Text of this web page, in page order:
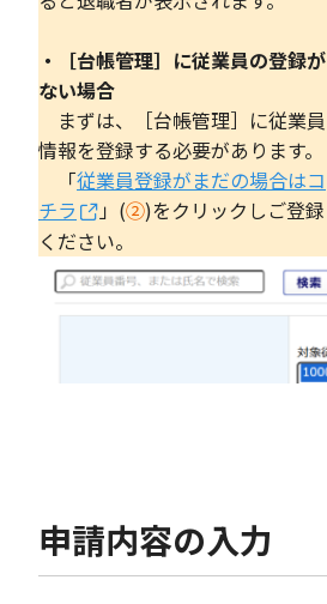
・［台帳管理］に従業員の登録が
ない場合
まずは、［台帳管理］に従業員
情報を登録する必要があります。
「従業員登録がまだの場合はコ
チラ
」(②)をクリックしご登録
ください。
申請内容の入力